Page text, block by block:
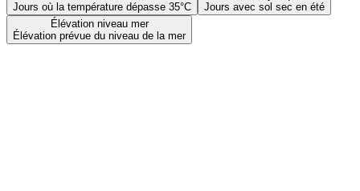
Jours où la température dépasse 35°C
Jours avec sol sec en été
Élévation niveau mer
Élévation prévue du niveau de la mer